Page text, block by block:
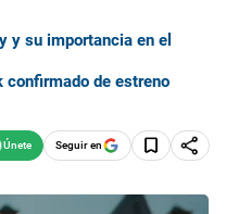
y su importancia en el
confirmado de estreno
Seguir en